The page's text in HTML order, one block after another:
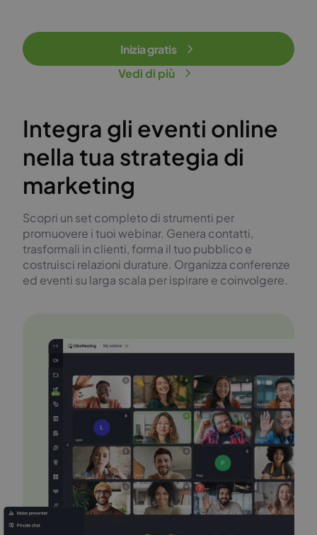
Inizia gratis
Vedi di più
Integra gli eventi online
nella tua strategia di
marketing
Scopri un set completo di strumenti per
promuovere i tuoi webinar. Genera contatti,
trasformali in clienti, forma il tuo pubblico e
costruisci relazioni durature. Organizza conferenze
ed eventi su larga scala per ispirare e coinvolgere.